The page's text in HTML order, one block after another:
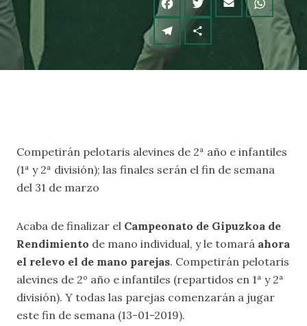
Competirán pelotaris alevines de 2ª año e infantiles
(1ª y 2ª división); las finales serán el fin de semana
del 31 de marzo
Acaba de finalizar el Campeonato de Gipuzkoa de
Rendimiento de mano individual, y le tomará ahora
el relevo el de mano parejas. Competirán pelotaris
alevines de 2º año e infantiles (repartidos en 1ª y 2ª
división). Y todas las parejas comenzarán a jugar
este fin de semana (13-01-2019).